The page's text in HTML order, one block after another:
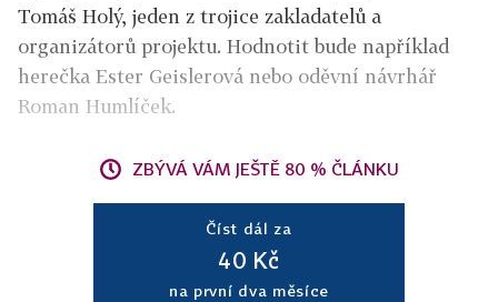
Tomáš Holý, jeden z trojice zakladatelů a
organizátorů projektu. Hodnotit bude například
herečka Ester Geislerová nebo oděvní návrhář
Roman Humlíček.
ZBÝVÁ VÁM JEŠTĚ 80 % ČLÁNKU
Číst dál za
40 Kč
na první dva měsíce